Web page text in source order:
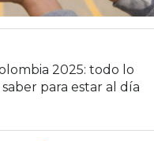
2025: todo lo
para estar al día